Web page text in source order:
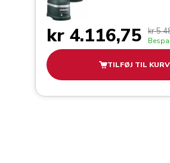
kr 4.116,75 kr
TILFØJ TIL KURV